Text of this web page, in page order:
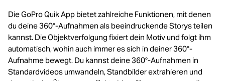
Die GoPro Quik App bietet zahlreiche Funktionen, mit denen
du deine 360°-Aufnahmen als beeindruckende Storys teilen
kannst. Die Objektverfolgung fixiert dein Motiv und folgt ihm
automatisch, wohin auch immer es sich in deiner 360°-
Aufnahme bewegt. Du kannst deine 360°-Aufnahmen in
Standardvideos umwandeln, Standbilder extrahieren und